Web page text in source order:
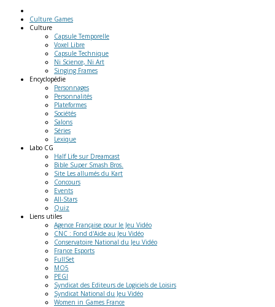
Culture Games
Culture
Capsule Temporelle
Voxel Libre
Capsule Technique
Ni Science, Ni Art
Singing Frames
Encyclopédie
Personnages
Personnalités
Plateformes
Sociétés
Salons
Séries
Lexique
Labo CG
Half Life sur Dreamcast
Bible Super Smash Bros.
Site Les allumés du Kart
Concours
Events
All-Stars
Quiz
Liens utiles
Agence Française pour le Jeu Vidéo
CNC : Fond d'Aide au Jeu Vidéo
Conservatoire National du Jeu Vidéo
France Esports
FullSet
MO5
PEGI
Syndicat des Editeurs de Logiciels de Loisirs
Syndicat National du Jeu Vidéo
Women in Games France